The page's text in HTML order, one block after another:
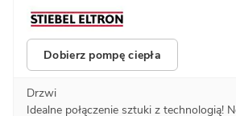
Dobierz pompę ciepła
Drzwi
Idealne połączenie sztuki z technologią!